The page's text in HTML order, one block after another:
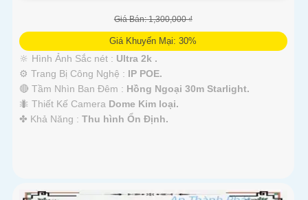
Giá Bán: 1,300,000 ₫
Giá Khuyến Mại: 30%
🔆 Hình Ảnh Sắc nét : Ultra 2k .
⚙ Trang Bị Công Nghệ : IP POE.
🔴 Tầm Nhìn Ban Đêm : Hồng Ngoại 30m Starlight.
🐜 Thiết Kế Camera Dome Kim loại.
️✤ Khả Năng : Thu hình Ổn Định.